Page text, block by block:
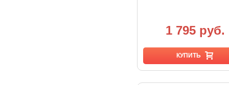
1 795 руб.
КУПИТЬ